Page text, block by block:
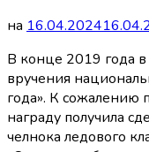
на 16.04.2024
В конце 2019 года
вручения
года». К сожалению
награду получила
челнока ледового